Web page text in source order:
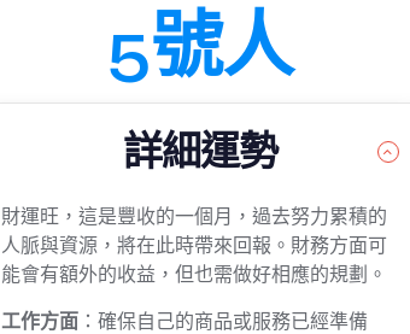
5號人
詳細運勢
財運旺，這是豐收的一個月，過去努力累積的
人脈與資源，將在此時帶來回報。財務方面可
能會有額外的收益，但也需做好相應的規劃。
工作方面 ：確保自己的商品或服務已經準備